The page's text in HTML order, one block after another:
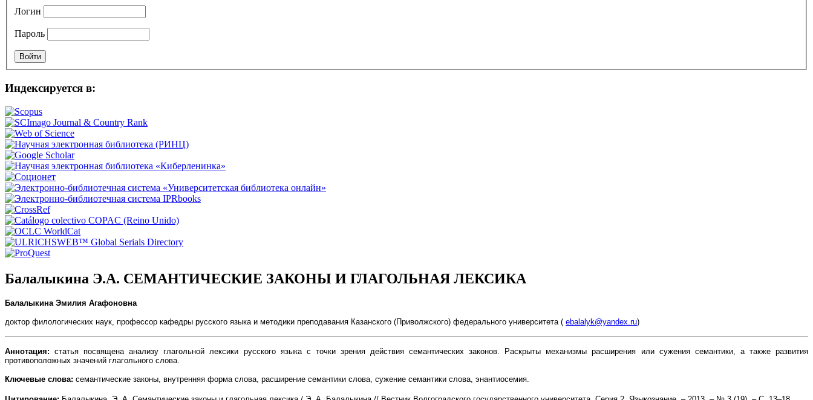
Логин
Пароль
Индексируется в:
Балалыкина Э.А. СЕМАНТИЧЕСКИЕ ЗАКОНЫ И ГЛАГОЛЬНАЯ ЛЕКСИКА
Балалыкина Эмилия Агафоновна
доктор филологических наук, профессор кафедры русского языка и методики преподавания Казанского (Приволжского) федерального университета ( ebalalyk@yandex.ru)
Аннотация: статья посвящена анализу глагольной лексики русского языка с точки зрения действия семантических законов. Раскрыты механизмы расширения или сужения семантики, а также развития
противоположных значений глагольного слова.
Ключевые слова: семантические законы, внутренняя форма слова, расширение семантики слова, сужение семантики слова, энантиосемия.